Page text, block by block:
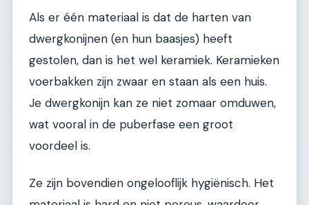
Als er één materiaal is dat de harten van
dwergkonijnen (en hun baasjes) heeft
gestolen, dan is het wel keramiek. Keramieken
voerbakken zijn zwaar en staan als een huis.
Je dwergkonijn kan ze niet zomaar omduwen,
wat vooral in de puberfase een groot
voordeel is.
Ze zijn bovendien ongelooflijk hygiënisch. Het